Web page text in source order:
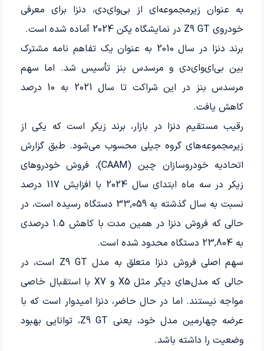
به عنوان زیرمجموعه­‌ای از بی‌وای‌دی، دنزا برای معرفی
خودروی Z9 GT در نمایشگاه پکن 2024 آماده شده است.
برند دنزا در سال 2010 به عنوان یک تفاهم نامه مشترک
بین بی‌ای‌وای‌دی و مرسدس بنز تأسیس شد. اما سهم
مرسدس بنز در این شراکت تا سال 2021 به 10 درصد
کاهش یافت.
رقیب مستقیم دنزا در بازار، برند زیکر است که یکی از
زیرمجموعه‌های گروه جیلی محسوب می‌شود. طبق گزارش
اتحادیه خودروسازان چین (CAAM)، فروش خودروهای
زیکر در سه ماه ابتدای سال 2024 با افزایش 117 درصد
نسبت به سال گذشته به 33,059 دستگاه رسیده است، در
حالی که فروش دنزا در همین مدت با کاهش 1.5 درصدی
به 23,804 دستگاه محدود شده است.
سهم اصلی فروش دنزا متعلق به مدل Z9 GT است، در
حالی که مدل‌های دیگر مثل X5 و X7 با استقبال خاصی
مواجه نیستند. اما در حال حاضر، دنزا امیدوار است که با
عرضه چهارمین مدل خود، یعنی Z9 GT، توانایی بهبود
وضعیت را داشته باشد.